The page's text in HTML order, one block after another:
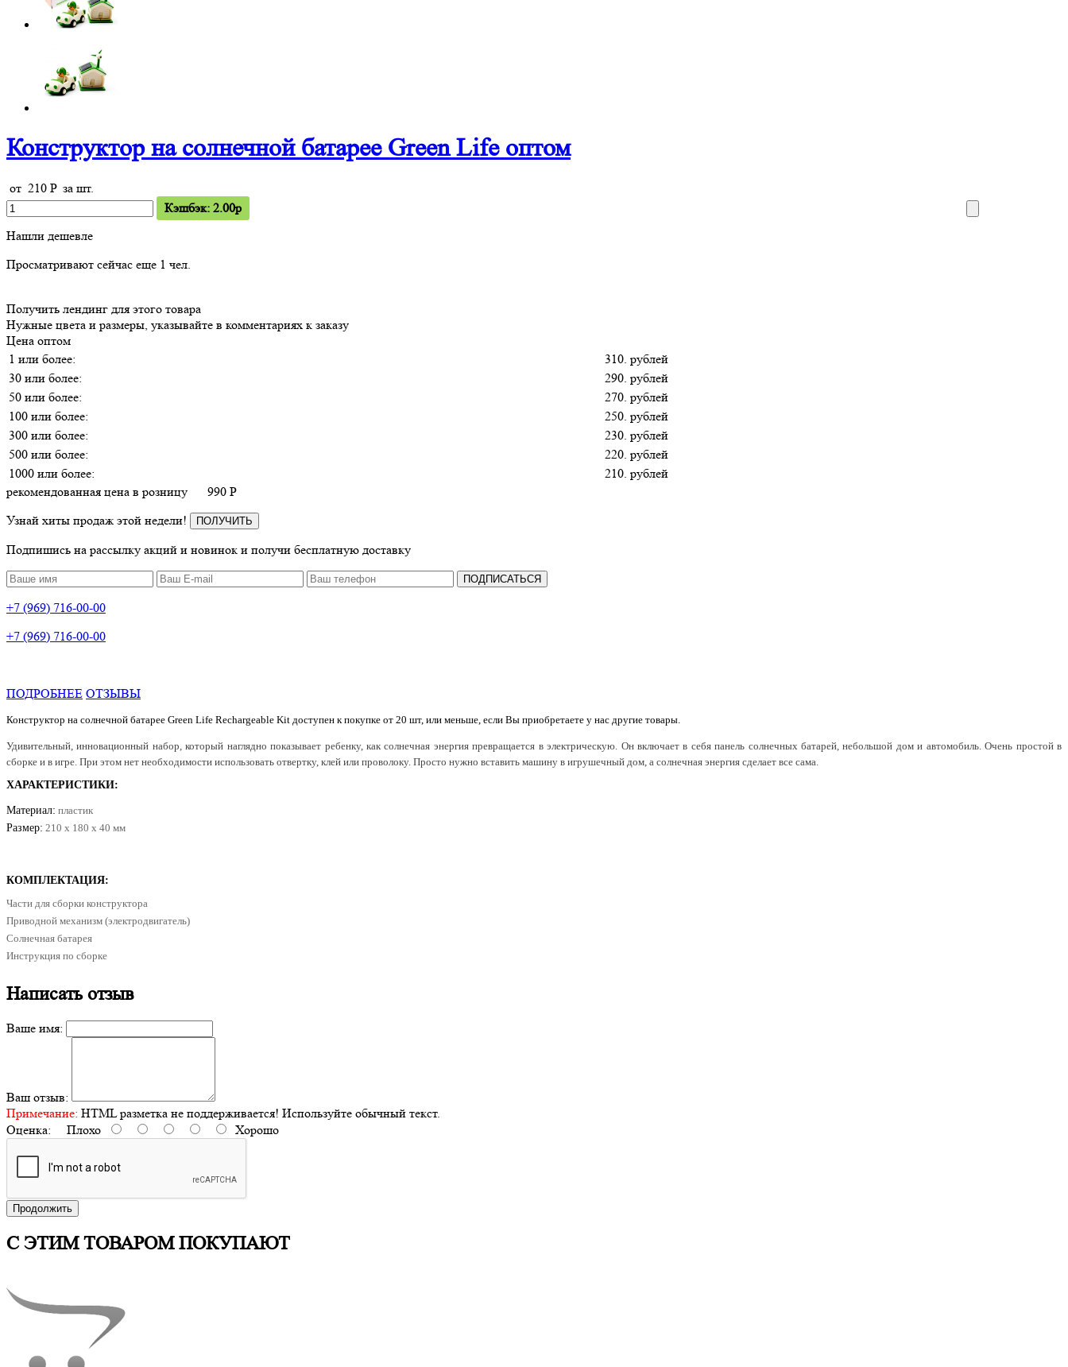
Конструктор на солнечной батарее Green Life оптом
от 210 Pза шт.
Кэшбэк: 2.00p
Нашли дешевле
Просматривают сейчас еще 1 чел.
Получить лендинг для этого товара
Нужные цвета и размеры, указывайте в комментариях к заказу
Цена оптом
1 или более:
310. рублей
30 или более:
290. рублей
50 или более:
270. рублей
100 или более:
250. рублей
300 или более:
230. рублей
500 или более:
220. рублей
1000 или более:
210. рублей
рекомендованная цена в розницу
990 P
Узнай хиты продаж этой недели!
ПОЛУЧИТЬ
Подпишись на рассылку акций и новинок и получи бесплатную доставку
ПОДПИСАТЬСЯ
+7 (969) 716-00-00
+7 (969) 716-00-00
ПОДРОБНЕЕ ОТЗЫВЫ
Конструктор на солнечной батарее Green Life Rechargeable Kit доступен к покупке от 20 шт, или меньше, если Вы приобретаете у нас другие товары.
Удивительный, инновационный набор, который наглядно показывает ребенку, как солнечная энергия превращается в электрическую. Он включает в себя панель солнечных батарей, небольшой дом и автомобиль. Очень простой в
сборке и в игре. При этом нет необходимости использовать отвертку, клей или проволоку. Просто нужно вставить машину в игрушечный дом, а солнечная энергия сделает все сама.
ХАРАКТЕРИСТИКИ:
Материал: пластик
Размер: 210 х 180 х 40 мм
КОМПЛЕКТАЦИЯ:
Части для сборки конструктора
Приводной механизм (электродвигатель)
Солнечная батарея
Инструкция по сборке
Написать отзыв
Ваше имя:
Ваш отзыв:
Примечание: HTML разметка не поддерживается! Используйте обычный текст.
Оценка: Плохо Хорошо
Продолжить
С ЭТИМ ТОВАРОМ ПОКУПАЮТ